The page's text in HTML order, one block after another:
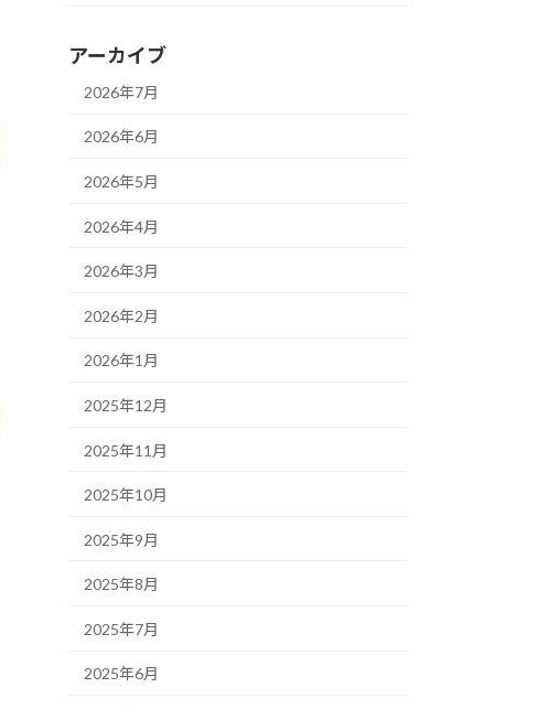
アーカイブ
2026年7月
2026年6月
2026年5月
2026年4月
2026年3月
2026年2月
2026年1月
2025年12月
2025年11月
2025年10月
2025年9月
2025年8月
2025年7月
2025年6月